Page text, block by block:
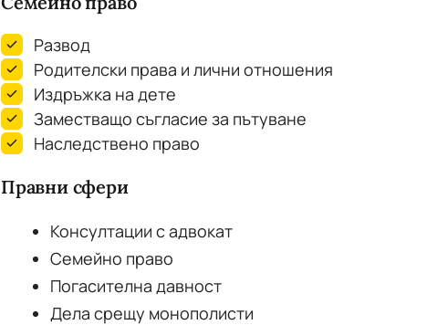
Развод
Родителски права и лични отношения
Издръжка на дете
Заместващо съгласие за пътуване
Наследствено право
Правни сфери
Консултации с адвокат
Семейно право
Погасителна давност
Дела срещу монополисти